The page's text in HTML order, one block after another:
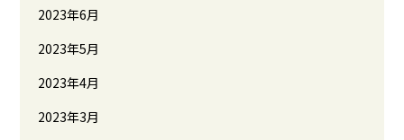
2023年6月
2023年5月
2023年4月
2023年3月